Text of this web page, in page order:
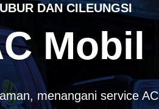
DAN CILEUNGSI
Mobil
menangani service AC